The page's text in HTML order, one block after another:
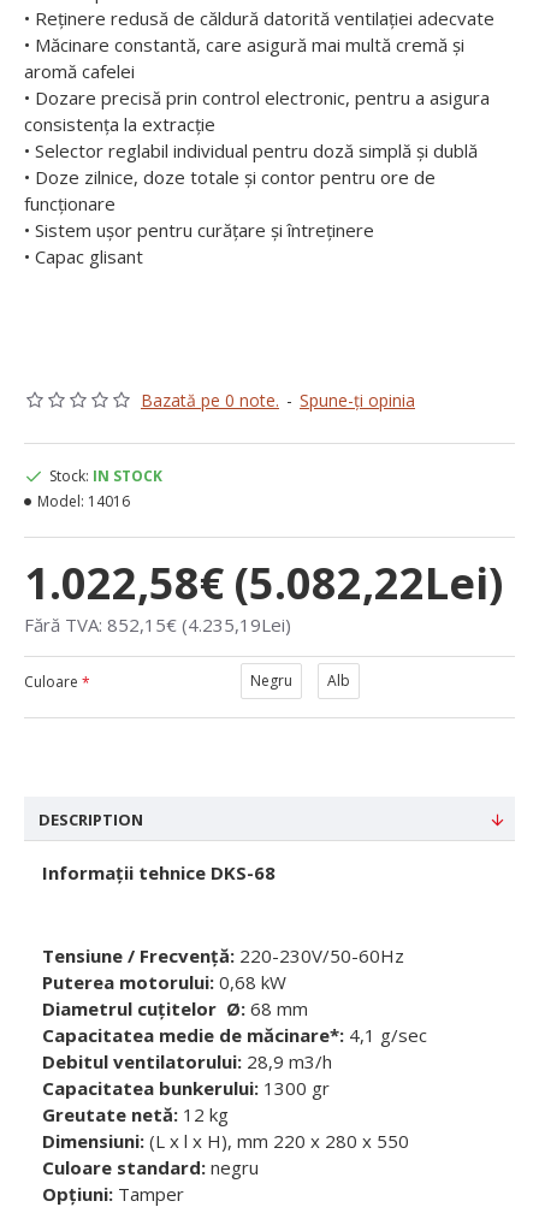
• Reținere redusă de căldură datorită ventilației adecvate
• Măcinare constantă, care asigură mai multă cremă și
aromă cafelei
• Dozare precisă prin control electronic, pentru a asigura
consistența la extracție
• Selector reglabil individual pentru doză simplă și dublă
• Doze zilnice, doze totale și contor pentru ore de
funcționare
• Sistem ușor pentru curățare și întreținere
• Capac glisant
Bazată pe 0 note. - Spune-ţi opinia
1.022,58€ (5.082,22Lei)
Fără TVA: 852,15€ (4.235,19Lei)
Stock: IN STOCK
Model: 14016
Culoare Negru Alb
DESCRIPTION
Informații tehnice DKS-68
Tensiune / Frecvență: 220-230V/50-60Hz
Puterea motorului: 0,68 kW
Diametrul cuțitelor Ø: 68 mm
Capacitatea medie de măcinare*: 4,1 g/sec
Debitul ventilatorului: 28,9 m3/h
Capacitatea bunkerului: 1300 gr
Greutate netă: 12 kg
Dimensiuni: (L x l x H), mm 220 x 280 x 550
Culoare standard: negru
Opțiuni: Tamper